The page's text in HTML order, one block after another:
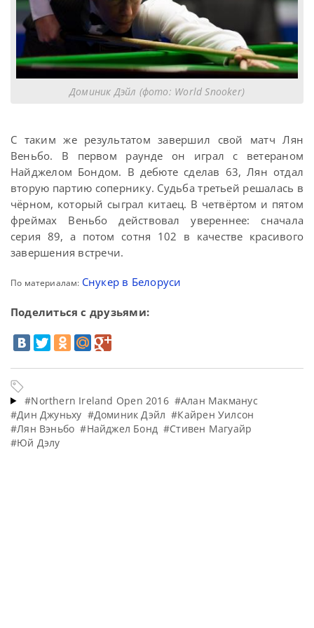
Доминик Дэйл (фото: World Snooker)
С таким же результатом завершил свой матч Лян
Веньбо. В первом раунде он играл с ветераном
Найджелом Бондом. В дебюте сделав 63, Лян отдал
вторую партию сопернику. Судьба третьей решалась в
чёрном, который сыграл китаец. В четвёртом и пятом
фреймах Веньбо действовал увереннее: сначала
серия 89, а потом сотня 102 в качестве красивого
завершения встречи.
По материалам: Снукер в Белоруси
Поделиться с друзьями:
#Northern Ireland Open 2016 #Алан Макманус
#Дин Джуньху #Доминик Дэйл #Кайрен Уилсон
#Лян Вэньбо #Найджел Бонд #Стивен Магуайр
#Юй Дэлу